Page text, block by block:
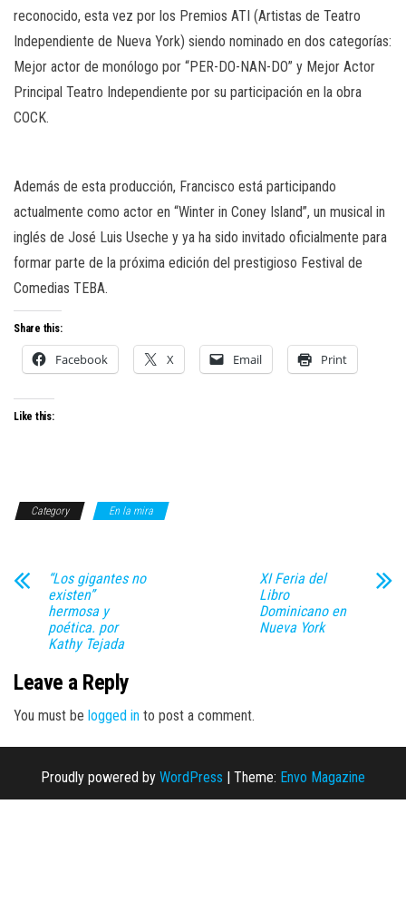
reconocido, esta vez por los Premios ATI (Artistas de Teatro
Independiente de Nueva York) siendo nominado en dos categorías:
Mejor actor de monólogo por “PER-DO-NAN-DO” y Mejor Actor
Principal Teatro Independiente por su participación en la obra
COCK.
Además de esta producción, Francisco está participando
actualmente como actor en “Winter in Coney Island”, un musical in
inglés de José Luis Useche y ya ha sido invitado oficialmente para
formar parte de la próxima edición del prestigioso Festival de
Comedias TEBA.
Share this:
Facebook X Email Print
Like this:
Category En la mira
“Los gigantes no
existen”
hermosa y
poética. por
Kathy Tejada
XI Feria del
Libro
Dominicano en
Nueva York
Leave a Reply
You must be logged in to post a comment.
Proudly powered by WordPress | Theme: Envo Magazine